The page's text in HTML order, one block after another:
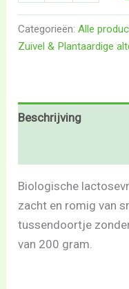
Categorieën:Alle
Zuivel & Plantaardige
Beschrijving
Biologische
zacht en romig van
tussendoortje
van 200 gram.